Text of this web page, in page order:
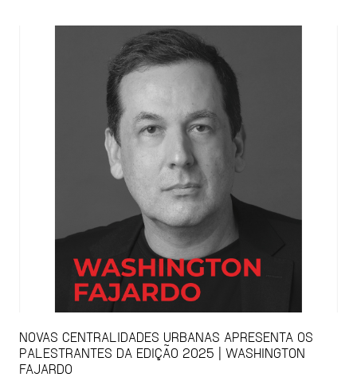
NOVAS CENTRALIDADES URBANAS APRESENTA OS
PALESTRANTES DA EDIÇÃO 2025 | WASHINGTON
FAJARDO